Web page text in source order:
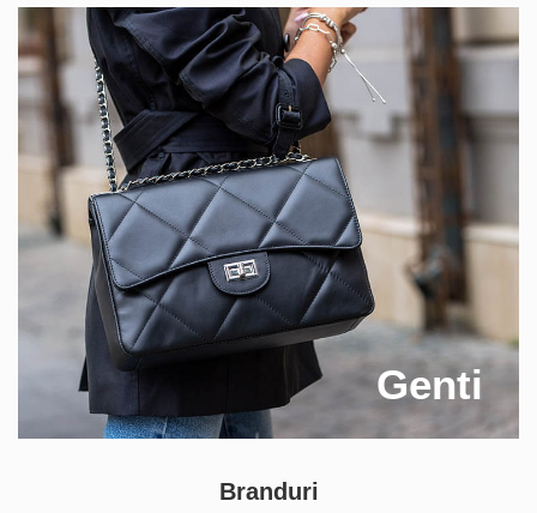
Genti
Branduri